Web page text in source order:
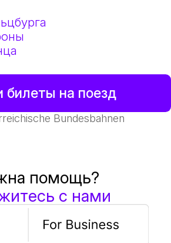
билеты на поезд
Bundesbahnen
помощь?
с нами